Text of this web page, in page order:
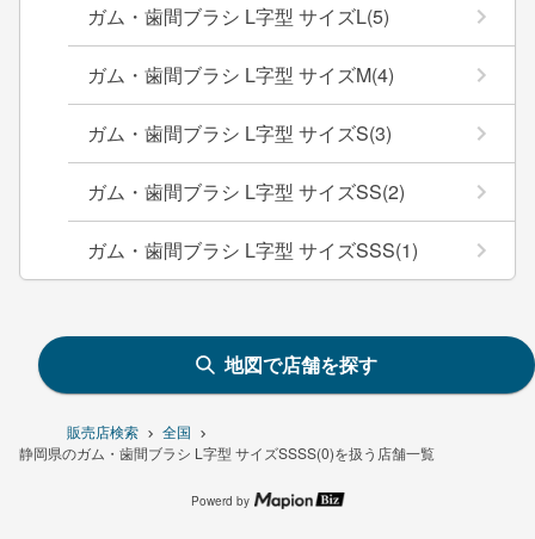
販売店検索
全国
静岡県のガム・歯間ブラシ L字型 サイズSSSS(0)を扱う店舗一覧
ガム・歯間ブラシ L字型 サイズL(5)
ガム・歯間ブラシ L字型 サイズM(4)
ガム・歯間ブラシ L字型 サイズS(3)
ガム・歯間ブラシ L字型 サイズSS(2)
ガム・歯間ブラシ L字型 サイズSSS(1)
地図で店舗を探す
Powerd by